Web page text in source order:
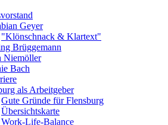
Geyer
"Klönschnack & Klartext"
Brüggemann
Niemöller
Bach
als Arbeitgeber
Gute Gründe für Flensburg
Übersichtskarte
Work-Life-Balance